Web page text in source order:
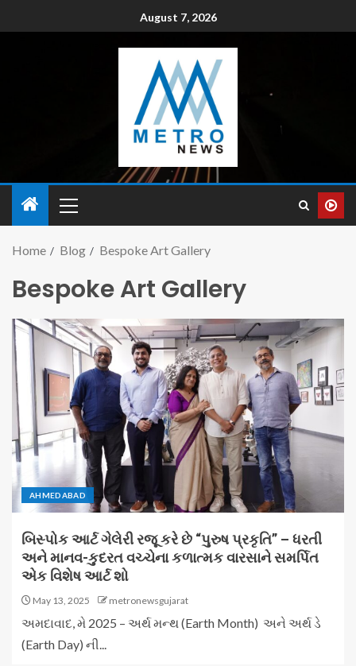
August 7, 2026
Home Blog Bespoke Art Gallery
Bespoke Art Gallery
AHMEDABAD
બિસ્પોક આર્ટ ગેલેરી રજૂ કરે છે “પુરુષ પ્રકૃતિ” – ધરતી
અને માનવ-કુદરત વચ્ચેના કળાત્મક વારસાને સમર્પિત
એક વિશેષ આર્ટ શો
May 13, 2025 metronewsgujarat
અમદાવાદ, મે 2025 – અર્થ મન્થ (Earth Month) અને અર્થ ડે
(Earth Day) ની...